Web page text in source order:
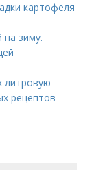
картофеля
зиму.
литровую
рецептов